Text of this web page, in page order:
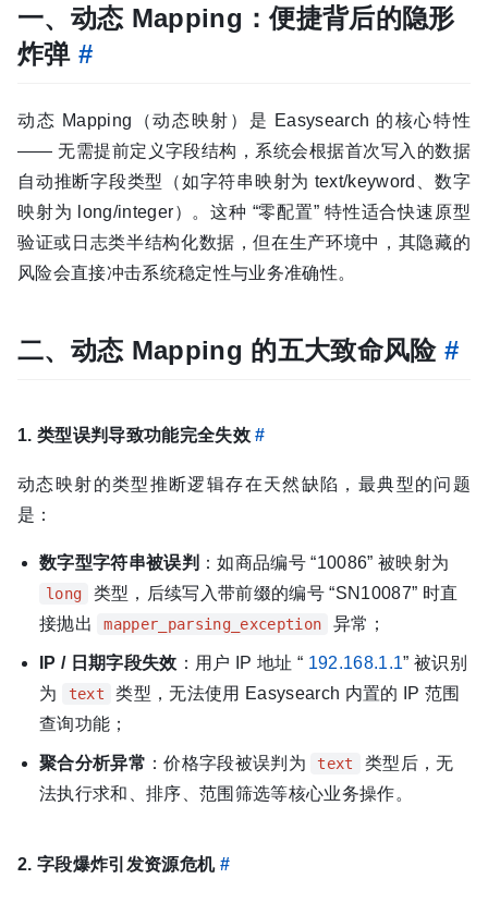
一、动态 Mapping：便捷背后的隐形
炸弹 #
动态 Mapping（动态映射）是 Easysearch 的核心特性
—— 无需提前定义字段结构，系统会根据首次写入的数据
自动推断字段类型（如字符串映射为 text/keyword、数字
映射为 long/integer）。这种 “零配置” 特性适合快速原型
验证或日志类半结构化数据，但在生产环境中，其隐藏的
风险会直接冲击系统稳定性与业务准确性。
二、动态 Mapping 的五大致命风险 #
1. 类型误判导致功能完全失效#
动态映射的类型推断逻辑存在天然缺陷，最典型的问题
是：
数字型字符串被误判 ：如商品编号 “10086” 被映射为
long
类型，后续写入带前缀的编号 “SN10087” 时直
接抛出
mapper_parsing_exception 异常；
IP / 日期字段失效 ：用户 IP 地址 “ 192.168.1.1” 被识别
为
text
类型，无法使用 Easysearch 内置的 IP 范围
查询功能；
聚合分析异常 ：价格字段被误判为 text
类型后，无
法执行求和、排序、范围筛选等核心业务操作。
2. 字段爆炸引发资源危机 #